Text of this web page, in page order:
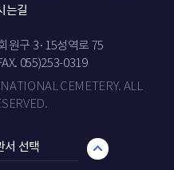
는길
원구 3·15성역로 75
055)253-0319
CEMETERY. ALL
서 선택